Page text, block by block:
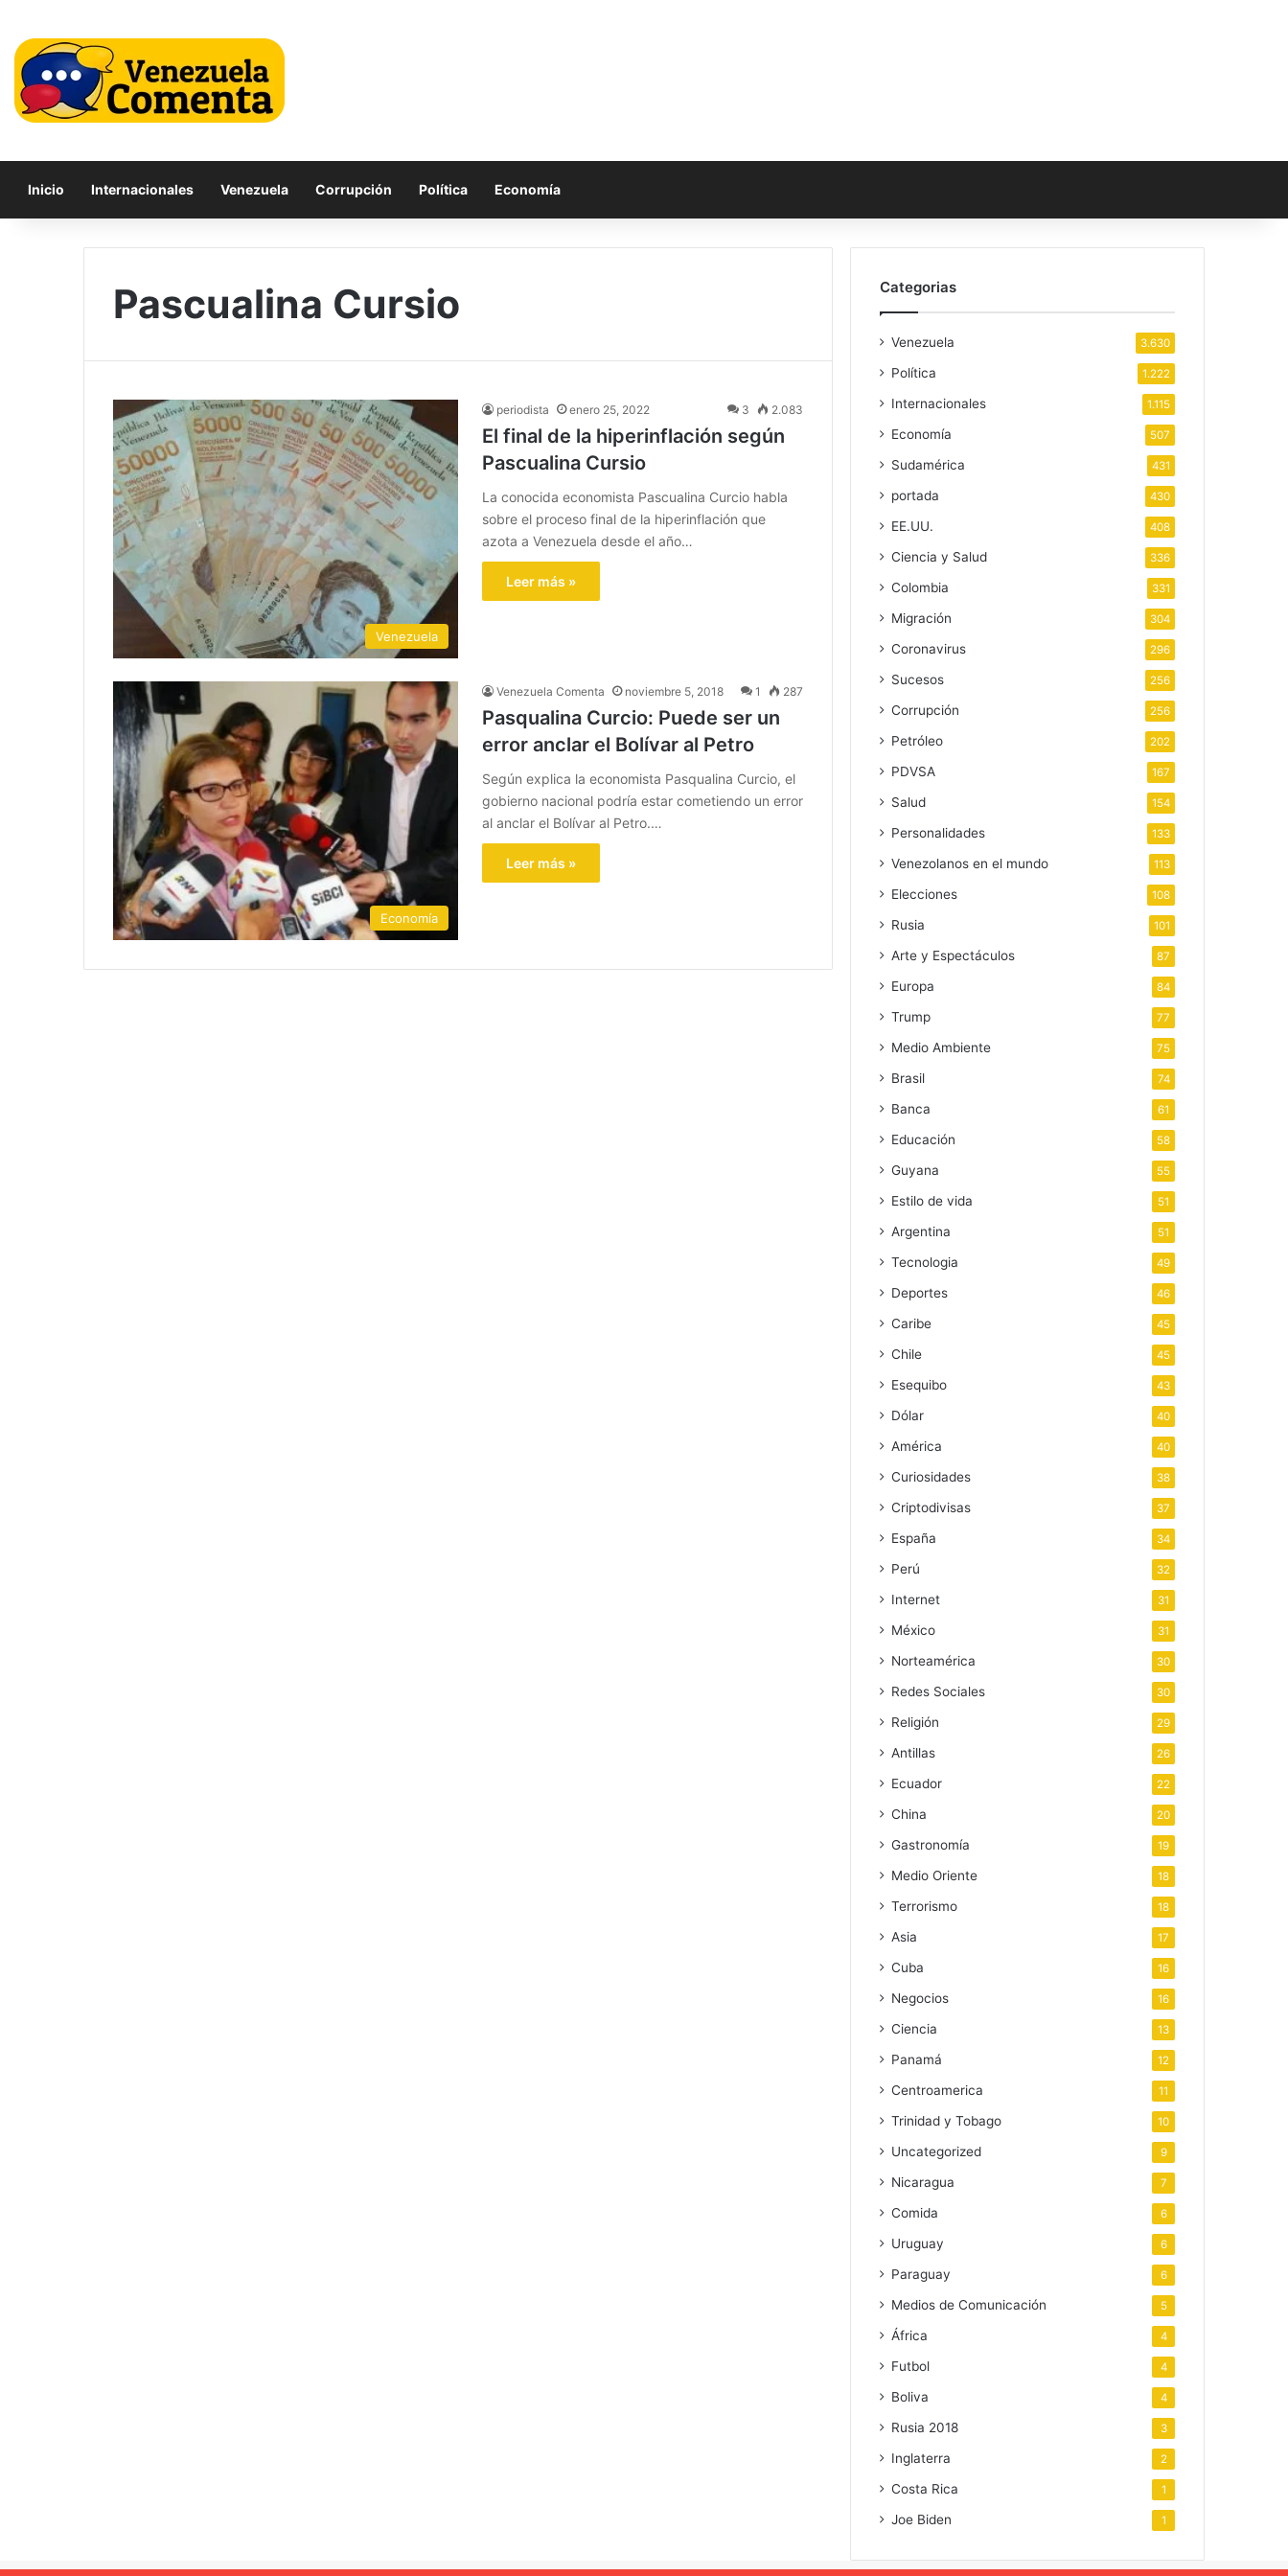
Inicio Internacionales Venezuela Corrupción Política Economía
Pascualina Cursio
Venezuela
periodista enero 25, 2022 3 2.083
El final de la hiperinflación según
Pascualina Cursio
La conocida economista Pascualina Curcio habla
sobre el proceso final de la hiperinflación que
azota a Venezuela desde el año…
Leer más »
Economía
Venezuela Comenta noviembre 5, 2018 1 287
Pasqualina Curcio: Puede ser un
error anclar el Bolívar al Petro
Según explica la economista Pasqualina Curcio, el
gobierno nacional podría estar cometiendo un error
al anclar el Bolívar al Petro.…
Leer más »
Categorias
Venezuela 3.630
Política 1.222
Internacionales 1.115
Economía 507
Sudamérica 431
portada 430
EE.UU. 408
Ciencia y Salud 336
Colombia 331
Migración 304
Coronavirus 296
Sucesos 256
Corrupción 256
Petróleo 202
PDVSA 167
Salud 154
Personalidades 133
Venezolanos en el mundo 113
Elecciones 108
Rusia 101
Arte y Espectáculos 87
Europa 84
Trump 77
Medio Ambiente 75
Brasil 74
Banca 61
Educación 58
Guyana 55
Estilo de vida 51
Argentina 51
Tecnologia 49
Deportes 46
Caribe 45
Chile 45
Esequibo 43
Dólar 40
América 40
Curiosidades 38
Criptodivisas 37
España 34
Perú 32
Internet 31
México 31
Norteamérica 30
Redes Sociales 30
Religión 29
Antillas 26
Ecuador 22
China 20
Gastronomía 19
Medio Oriente 18
Terrorismo 18
Asia 17
Cuba 16
Negocios 16
Ciencia 13
Panamá 12
Centroamerica 11
Trinidad y Tobago 10
Uncategorized 9
Nicaragua 7
Comida 6
Uruguay 6
Paraguay 6
Medios de Comunicación 5
África 4
Futbol 4
Boliva 4
Rusia 2018 3
Inglaterra 2
Costa Rica 1
Joe Biden 1